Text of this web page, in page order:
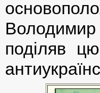
поділяв